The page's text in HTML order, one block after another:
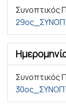
Συνοπτικός
Συνοπτικός